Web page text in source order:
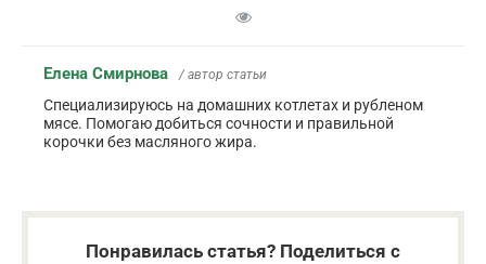
Елена Смирнова / автор статьи
Специализируюсь на домашних котлетах и рубленом
мясе. Помогаю добиться сочности и правильной
корочки без масляного жира.
Понравилась статья? Поделиться с